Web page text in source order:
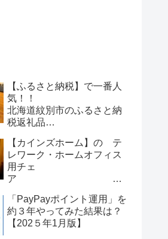
【ふるさと納税】で一番人
気！！
北海道紋別市のふるさと納
税返礼品
(1kg)は、
やはり納得の、選んで間違
いなしの超大当たり品でし
た！
【カインズホーム】の テ
レワーク・ホームオフィス
用チェ
ア
『 Y32
背中が蒸れにくいハイバッ
クキャスターチェア 』
「PayPayポイント運用」を
約３年やってみた結果は？
【202５年1月版】